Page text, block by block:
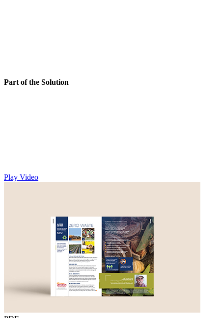
Part of the Solution
Play Video